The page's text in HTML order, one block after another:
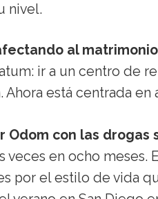
nivel.
al
ir a un centro de
Ahora está centrada en
Odom con las drogas
veces en ocho meses.
por el estilo de vida